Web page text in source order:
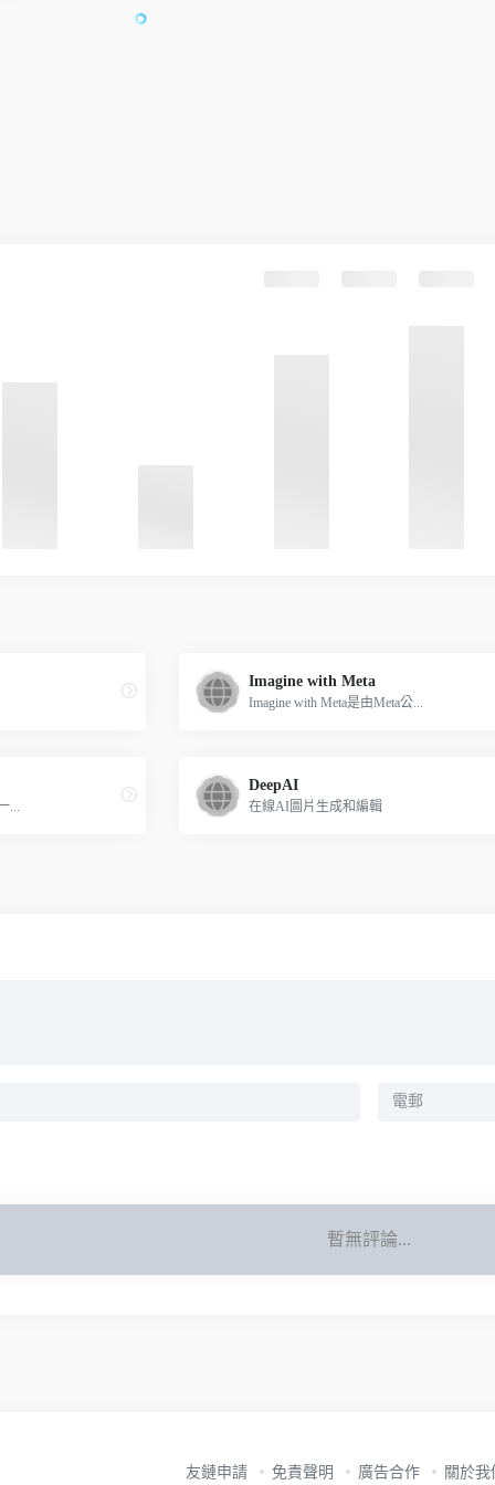
Imagine with Meta
Imagine with Meta是由Meta公...
...
DeepAI
在線AI圖片生成和編輯
暫無評論...
友鏈申請 免責聲明 廣告合作 關於我